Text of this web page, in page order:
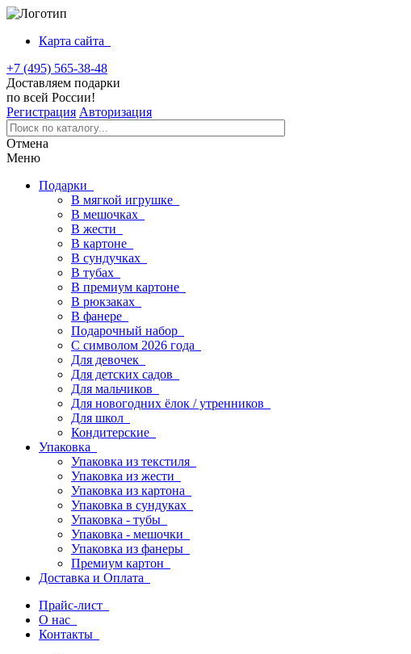
Карта сайта
+7 (495) 565-38-48
Доставляем подарки
по всей России!
Регистрация Авторизация
Отмена
Меню
Подарки
В мягкой игрушке
В мешочках
В жести
В картоне
В сундучках
В тубах
В премиум картоне
В рюкзаках
В фанере
Подарочный набор
С символом 2026 года
Для девочек
Для детских садов
Для мальчиков
Для новогодних ёлок / утренников
Для школ
Кондитерские
Упаковка
Упаковка из текстиля
Упаковка из жести
Упаковка из картона
Упаковка в сундуках
Упаковка - тубы
Упаковка - мешочки
Упаковка из фанеры
Премиум картон
Доставка и Оплата
Прайс-лист
О нас
Контакты